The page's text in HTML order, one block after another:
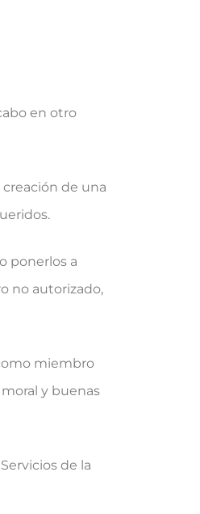
en otro
de una
ponerlos a
no autorizado,
miembro
y buenas
de la